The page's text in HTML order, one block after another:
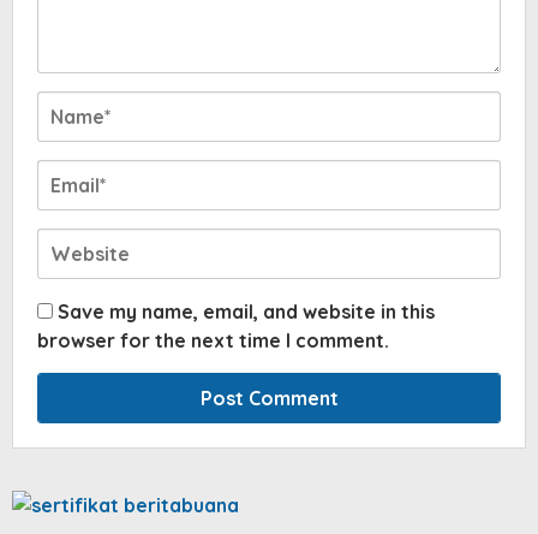
Save my name, email, and website in this
browser for the next time I comment.